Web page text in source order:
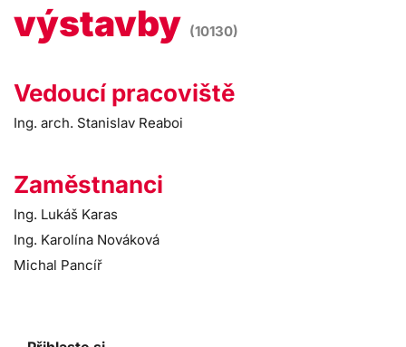
výstavby (10130)
Vedoucí pracoviště
Ing. arch. Stanislav Reaboi
Zaměstnanci
Ing. Lukáš Karas
Ing. Karolína Nováková
Michal Pancíř